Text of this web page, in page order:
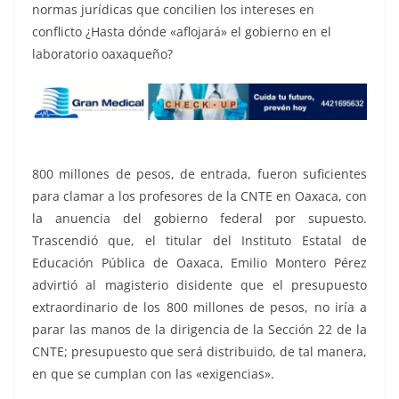
normas jurídicas que concilien los intereses en
conflicto ¿Hasta dónde «aflojará» el gobierno en el
laboratorio oaxaqueño?
800 millones de pesos, de entrada, fueron suficientes
para clamar a los profesores de la CNTE en Oaxaca, con
la anuencia del gobierno federal por supuesto.
Trascendió que, el titular del Instituto Estatal de
Educación Pública de Oaxaca, Emilio Montero Pérez
advirtió al magisterio disidente que el presupuesto
extraordinario de los 800 millones de pesos, no iría a
parar las manos de la dirigencia de la Sección 22 de la
CNTE; presupuesto que será distribuido, de tal manera,
en que se cumplan con las «exigencias».